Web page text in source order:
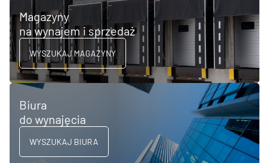
Magazyny
na wynajem i sprzedaż
WYSZUKAJ MAGAZYNY
Biura
do wynajęcia
WYSZUKAJ BIURA